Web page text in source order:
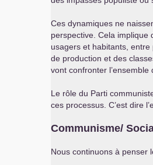
Ces dynamiques ne
perspective. Cela implique
usagers et habitants,
de production et des
vont confronter
Le rôle du Parti
ces processus. C’est dire
Communisme/
Nous continuons à penser